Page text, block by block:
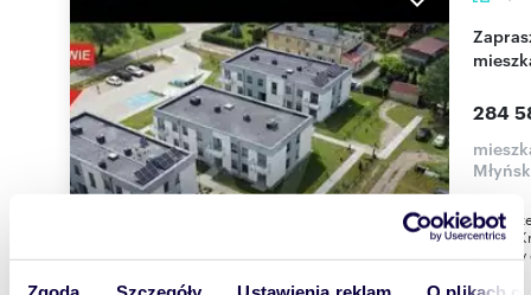
Zapraszam do obejrzenia 3-pokojowego
284
Na
km od